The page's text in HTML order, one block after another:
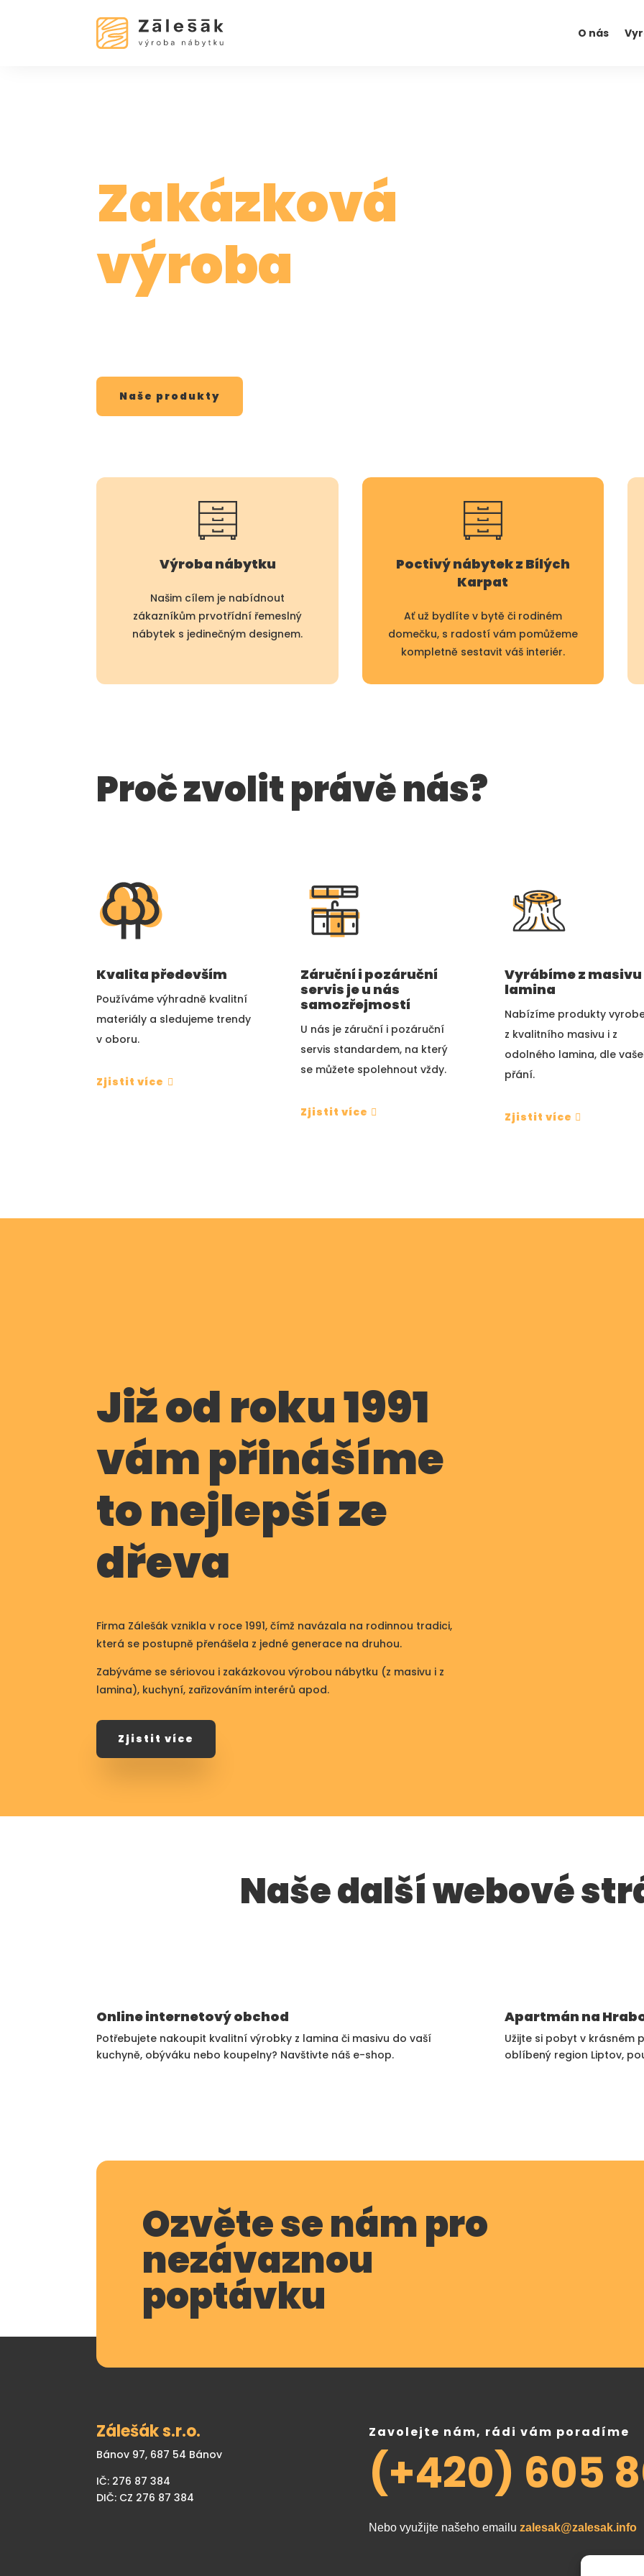
O nás
Zakázková
výroba
Naše produkty
Výroba nábytku
Našim cílem je nabídnout
zákazníkům prvotřídní řemeslný
nábytek s jedinečným designem.
Poctivý nábytek z Bílých
Karpat
Ať už bydlíte v bytě či rodiném
domečku, s radostí vám pomůžeme
kompletně sestavit váš interiér.
Proč zvolit právě nás?
Kvalita především
Používáme výhradně kvalitní
materiály a sledujeme trendy
v oboru.
Zjistit více
Záruční i pozáruční
servis je u nás
samozřejmostí
U nás je záruční i pozáruční
servis standardem, na který
se můžete spolehnout vždy.
Zjistit více
Vyrábíme z masivu
lamina
Nabízíme produkty
z kvalitního masivu i z
odolného lamina, dle
přání.
Zjistit více
Již od roku 1991
vám přinášíme
to nejlepší ze
dřeva
Firma Zálešák vznikla v roce 1991, čímž navázala na rodinnou tradici,
která se postupně přenášela z jedné generace na druhou.
Zabýváme se sériovou i zakázkovou výrobou nábytku (z masivu i z
lamina), kuchyní, zařizováním interérů apod.
Zjistit více
Naše další webové
Online internetový obchod
Potřebujete nakoupit kvalitní výrobky z lamina či masivu do vaší
kuchyně, obýváku nebo koupelny? Navštivte náš e-shop.
Apartmán na
Užijte si pobyt v krásném
oblíbený region Liptov,
Ozvěte se nám pro
nezávaznou
poptávku
Zálešák s.r.o.
Bánov 97, 687 54 Bánov
IČ: 276 87 384
DIČ: CZ 276 87 384
Zavolejte nám, rádi vám poradíme
(+420) 605
Nebo využijte našeho emailu zalesak@zalesak.info